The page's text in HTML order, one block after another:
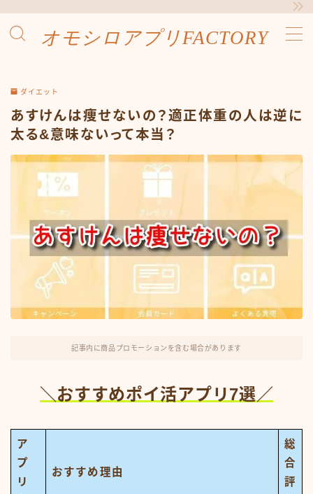
オモシロアプリFACTORY
MENU
プライバシーポリシー
ダイエット
あすけんは痩せないの？適正体重の人は逆に
太る&意味ないって本当？
記事内に商品プロモーションを含む場合があります
＼おすすめポイ活アプリ7選／
ア
プ
リ
おすすめ理由
総
合
評